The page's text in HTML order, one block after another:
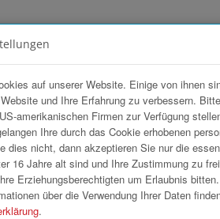
2026
auf unserer Website. Einige von ihnen
und Ihre Erfahrung zu verbessern.
amerikanischen Firmen zur Verfügung
Ihre durch das Cookie erhobenen
dies nicht, dann akzeptieren Sie nur die
16 Jahre alt sind und Ihre Zustimmung zu
Erziehungsberechtigten um Erlaubnis bitten.
über die Verwendung Ihrer Daten
.